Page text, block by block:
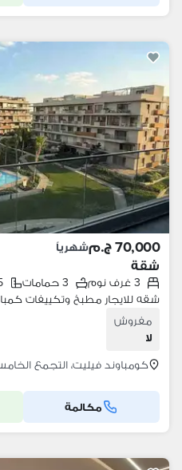
70,000 ج.م شهرياً
شقة
3 غرف نوم 3 حمامات
شقه للايجار مطبخ وتكييفات
مفروش
لا
كومباوند فيليت، التجمع
مكالمة